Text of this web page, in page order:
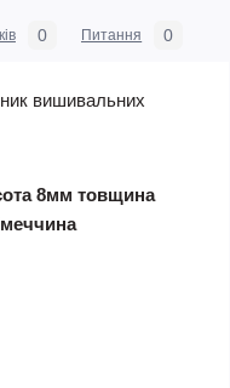
0 Питання 0
вишивальних
8мм товщина